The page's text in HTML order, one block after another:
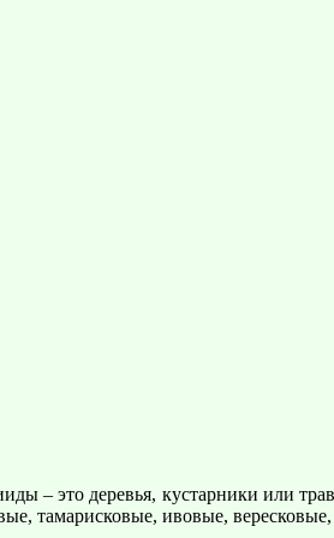
– это деревья, кустарники или
тамарисковые, ивовые,